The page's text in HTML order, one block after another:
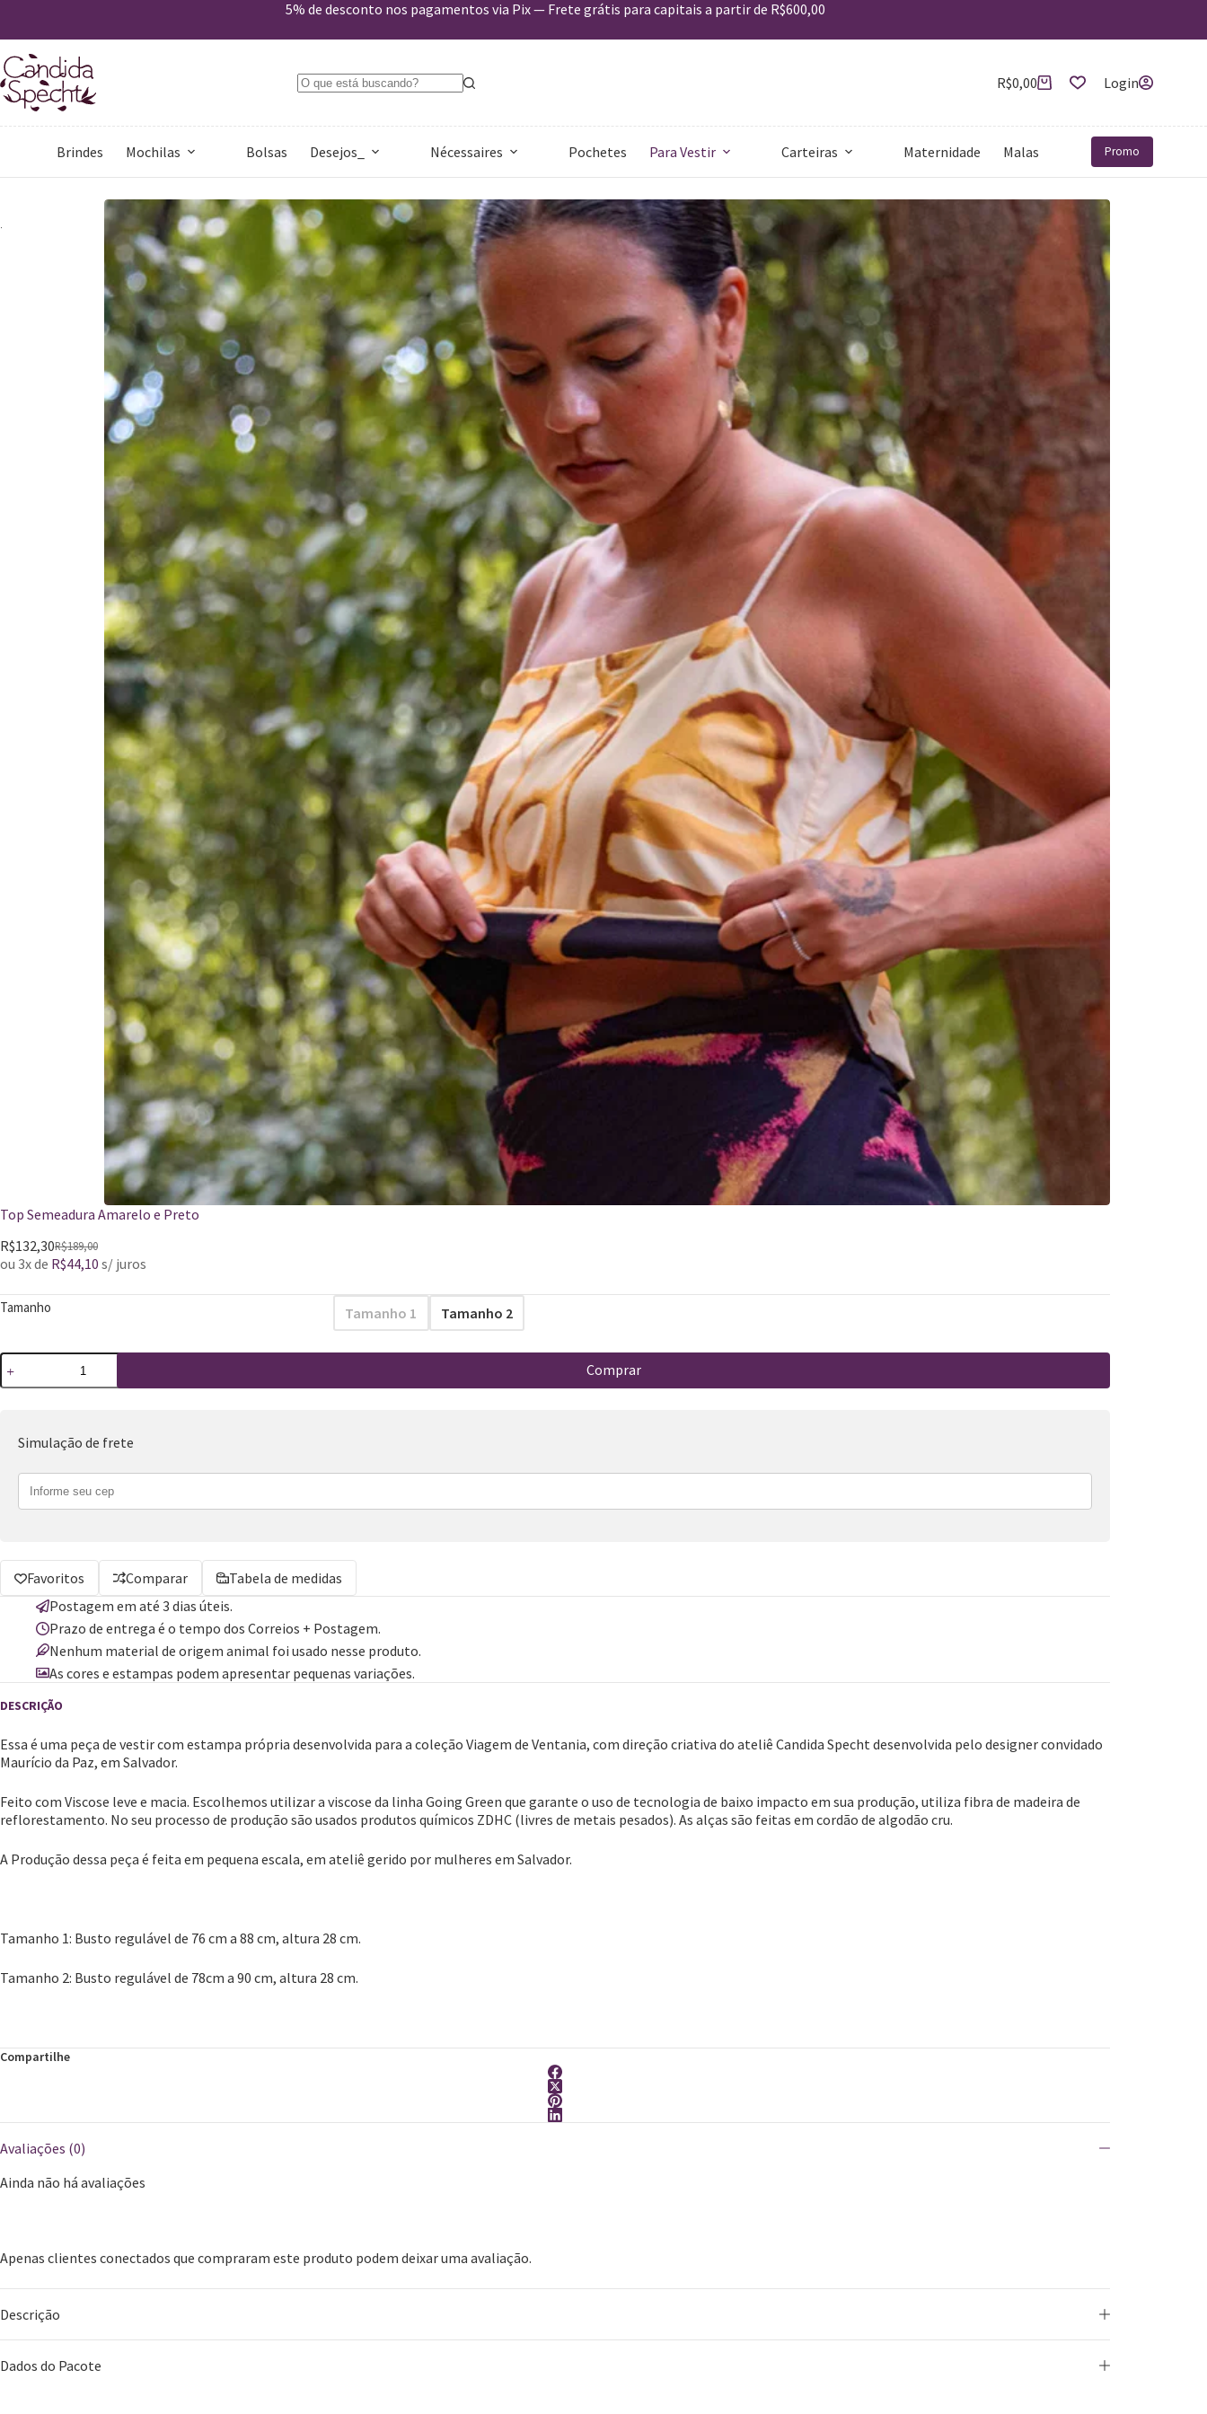
Comprar
5% de desconto nos pagamentos via Pix — Frete grátis para capitais a partir de R$600,00
R$0,00 Login
Brindes Mochilas Bolsas Desejos_ Nécessaires Pochetes Para Vestir Carteiras Maternidade Malas Promo
-30%
Top Semeadura Amarelo e Preto
R$189,00
R$132,30
ou 3x de R$44,10 s/ juros
Tamanho Tamanho 1 Tamanho 2
Comprar
Simulação de frete
Favoritos Comparar
Tabela de medidas
Postagem em até 3 dias úteis.
Prazo de entrega é o tempo dos Correios + Postagem.
Nenhum material de origem animal foi usado nesse produto.
As cores e estampas podem apresentar pequenas variações.
Essa é uma peça de vestir com estampa própria desenvolvida para a coleção Viagem de Ventania, com direção criativa do ateliê Candida Specht desenvolvida pelo designer convidado
Maurício da Paz, em Salvador.
Feito com Viscose leve e macia. Escolhemos utilizar a viscose da linha Going Green que garante o uso de tecnologia de baixo impacto em sua produção, utiliza fibra de madeira de
reflorestamento. No seu processo de produção são usados produtos químicos ZDHC (livres de metais pesados). As alças são feitas em cordão de algodão cru.
A Produção dessa peça é feita em pequena escala, em ateliê gerido por mulheres em Salvador.
Tamanho 1: Busto regulável de 76 cm a 88 cm, altura 28 cm.
Tamanho 2: Busto regulável de 78cm a 90 cm, altura 28 cm.
Compartilhe
Avaliações (0)
Ainda não há avaliações
Apenas clientes conectados que compraram este produto podem deixar uma avaliação.
Descrição
Dados do Pacote